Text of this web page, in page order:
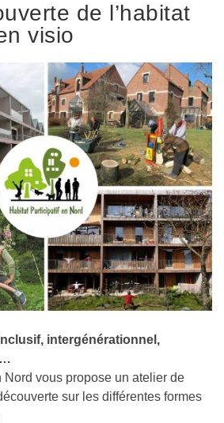
de l’habitat
visio
intergénérationnel,
Nord vous propose un atelier de
sur les différentes formes